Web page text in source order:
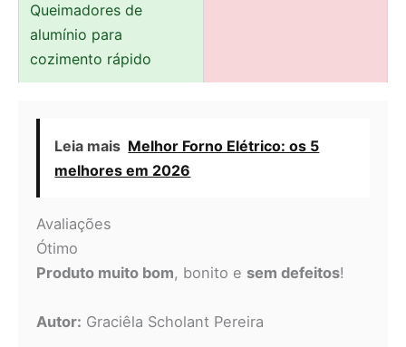
Queimadores de
alumínio para
cozimento rápido
Leia mais Melhor Forno Elétrico: os 5
melhores em 2026
Avaliações
Ótimo
Produto muito bom, bonito e sem defeitos!
Autor: Graciêla Scholant Pereira